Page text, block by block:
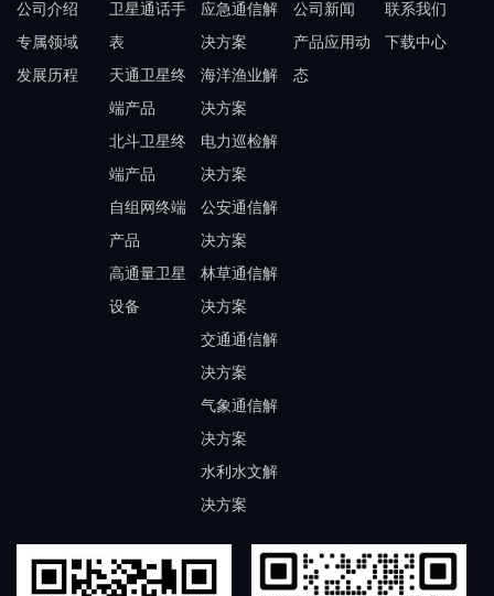
公司介绍
专属领域
发展历程
卫星通话手
表
天通卫星终
端产品
北斗卫星终
端产品
自组网终端
产品
高通量卫星
设备
应急通信解
决方案
海洋渔业解
决方案
电力巡检解
决方案
公安通信解
决方案
林草通信解
决方案
交通通信解
决方案
气象通信解
决方案
水利水文解
决方案
公司新闻
产品应用动
态
联系我们
下载中心